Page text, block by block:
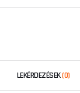
LEKÉRDEZÉSEK(0)